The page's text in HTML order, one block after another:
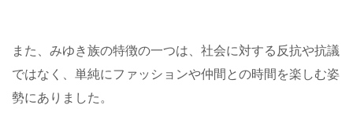
また、みゆき族の特徴の一つは、社会に対する反抗や抗議
ではなく、単純にファッションや仲間との時間を楽しむ姿
勢にありました。